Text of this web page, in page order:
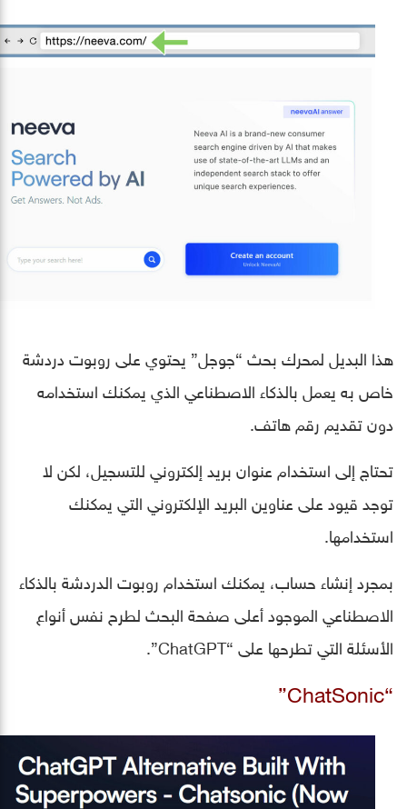
هذا البديل لمحرك بحث “جوجل” يحتوي على روبوت دردشة
خاص به يعمل بالذكاء الاصطناعي الذي يمكنك استخدامه
دون تقديم رقم هاتف.
تحتاج إلى استخدام عنوان بريد إلكتروني للتسجيل، لكن لا
توجد قيود على عناوين البريد الإلكتروني التي يمكنك
استخدامها.
بمجرد إنشاء حساب، يمكنك استخدام روبوت الدردشة بالذكاء
الاصطناعي الموجود أعلى صفحة البحث لطرح نفس أنواع
الأسئلة التي تطرحها على “ChatGPT”.
“ChatSonic”